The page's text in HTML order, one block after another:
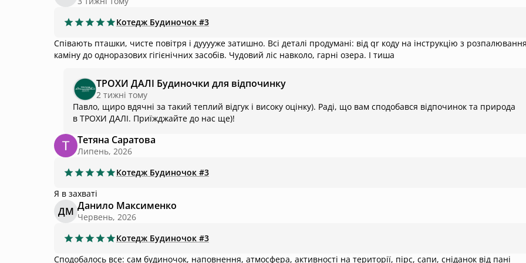
Котедж Будиночок #3
Співають пташки, чисте повітря і дууууже затишно. Всі деталі продумані: від qr коду на інструкцію з
каміну до одноразових гігієнічних засобів. Чудовий ліс навколо, гарні озера. І тиша
ТРОХИ ДАЛІ Будиночки для відпочинку
2 тижні тому
Павло, щиро вдячні за такий теплий відгук і високу оцінку). Раді, що вам сподобався відпочинок та природа
в ТРОХИ ДАЛІ. Приїжджайте до нас ще)!
Тетяна Саратова
Липень, 2026
Котедж Будиночок #3
Я в захваті
ДМ Данило Максименко
Червень, 2026
Котедж Будиночок #3
Сподобалось все: сам будиночок, наповнення, атмосфера, активності на території, пірс, сапи, сніданок від пані